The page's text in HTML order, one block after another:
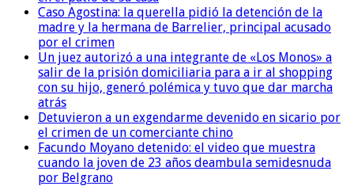
Caso Agostina: la querella pidió la detención de la
madre y la hermana de Barrelier, principal acusado
por el crimen
Un juez autorizó a una integrante de «Los Monos» a
salir de la prisión domiciliaria para a ir al shopping
con su hijo, generó polémica y tuvo que dar marcha
atrás
Detuvieron a un exgendarme devenido en sicario por
el crimen de un comerciante chino
Facundo Moyano detenido: el video que muestra
cuando la joven de 23 años deambula semidesnuda
por Belgrano